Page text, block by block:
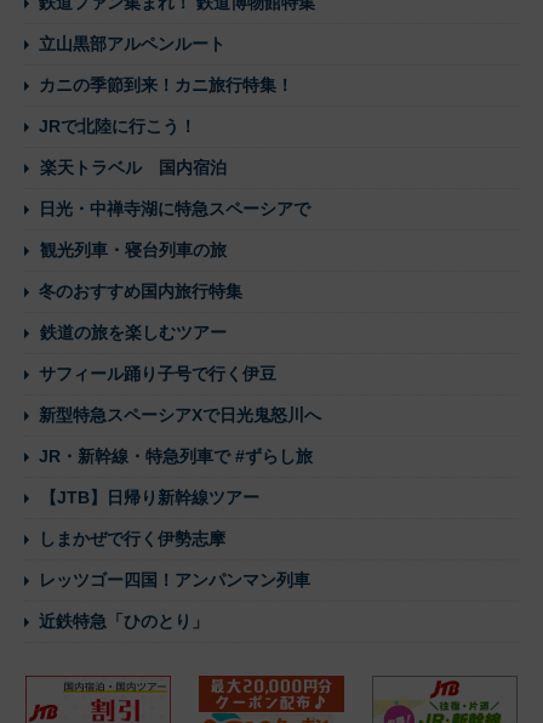
立山黒部アルペンルート
カニの季節到来！カニ旅行特集！
JRで北陸に行こう！
楽天トラベル 国内宿泊
日光・中禅寺湖に特急スペーシアで
観光列車・寝台列車の旅
冬のおすすめ国内旅行特集
鉄道の旅を楽しむツアー
サフィール踊り子号で行く伊豆
新型特急スペーシアXで日光鬼怒川へ
JR・新幹線・特急列車で #ずらし旅
【JTB】日帰り新幹線ツアー
しまかぜで行く伊勢志摩
レッツゴー四国！アンパンマン列車
近鉄特急「ひのとり」